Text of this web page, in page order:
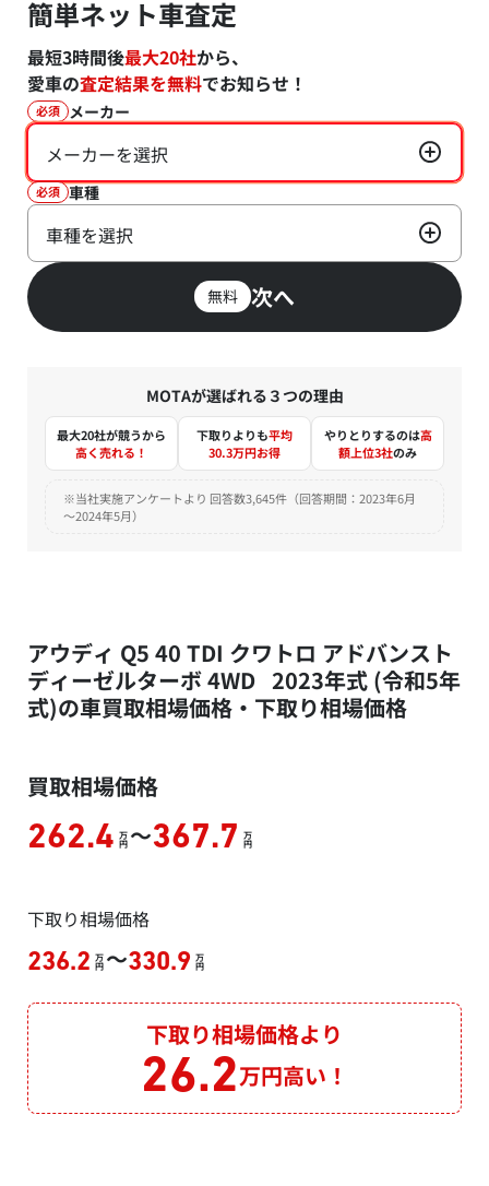
簡単ネット車査定
最短3時間後最大20社から、
愛車の査定結果を無料でお知らせ！
必須 メーカー
メーカーを選択
必須 車種
車種を選択
無料 次へ
MOTAが選ばれる３つの理由
最大20社が競うから
高く売れる！
下取りよりも平均
30.3万円お得
やりとりするのは高
額上位3社のみ
※当社実施アンケートより 回答数3,645件（回答期間：2023年6月
～2024年5月）
アウディ Q5 40 TDI クワトロ アドバンスト
ディーゼルターボ 4WD 2023年式 (令和5年
式)の車買取相場価格・下取り相場価格
買取相場価格
262.4 万
円 ～367.7 万
円
下取り相場価格
236.2 万
円 ～330.9 万
円
下取り相場価格より
26.2万円高い！